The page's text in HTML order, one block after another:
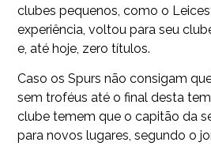
clubes pequenos, como o
experiência, voltou para seu
e, até hoje, zero títulos.
Caso os Spurs não consigam
sem troféus até o final desta
clube temem que o capitão da
para novos lugares, segundo o